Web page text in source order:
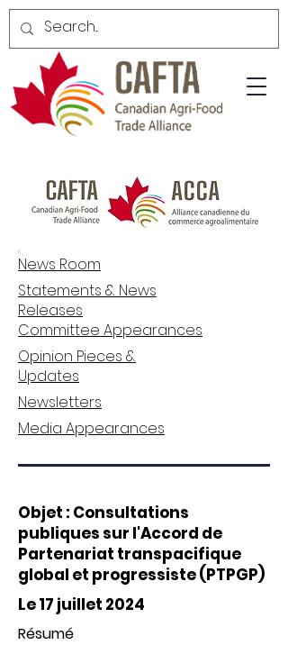
News Room
Statements & News
Releases
Committee Appearances
Opinion Pieces &
Updates
Newsletters
Media Appearances
Objet : Consultations
publiques sur l'Accord de
Partenariat transpacifique
global et progressiste (PTPGP)
Le 17 juillet 2024
Résumé